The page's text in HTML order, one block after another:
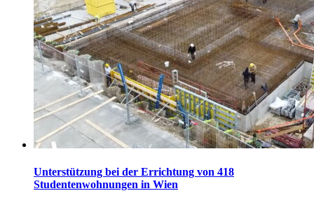
Unterstützung bei der Errichtung von 418
Studentenwohnungen in Wien